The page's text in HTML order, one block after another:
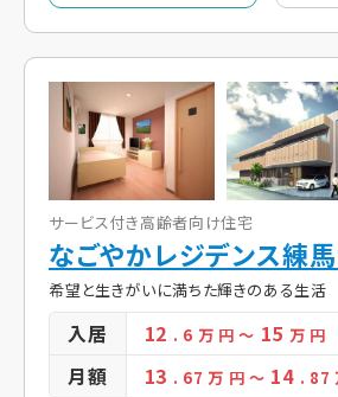
サービス付き高齢者向け住宅
なごやかレジデンス練
希望と生きがいに満ちた輝きのある生活
入居 12 . 6 万 円～ 15万 円
月額 13 . 67万 円 ～ 14 . 87